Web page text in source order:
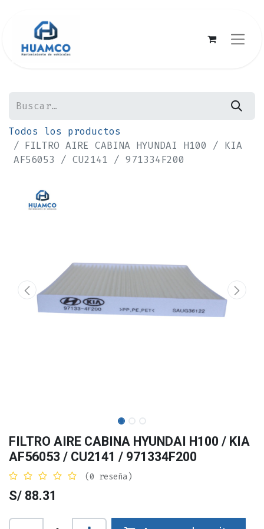
Todos los productos
FILTRO AIRE CABINA HYUNDAI H100 / KIA
AF56053 / CU2141 / 971334F200
FILTRO AIRE CABINA HYUNDAI H100 / KIA
AF56053 / CU2141 / 971334F200
(0 reseña)
S/ 88.31